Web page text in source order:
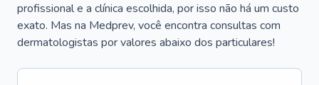
profissional e a clínica escolhida, por isso não há um custo
exato. Mas na Medprev, você encontra consultas com
dermatologistas por valores abaixo dos particulares!